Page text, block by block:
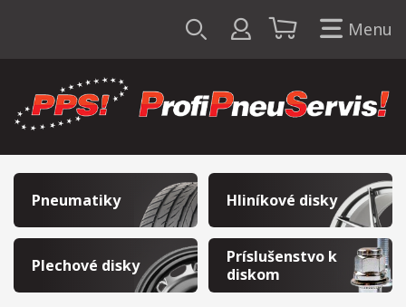
Menu
Pneumatiky Hliníkové disky
Plechové disky
Príslušenstvo k
diskom